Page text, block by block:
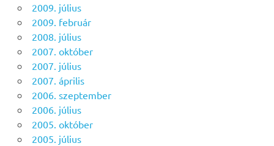
2009. július
2009. február
2008. július
2007. október
2007. július
2007. április
2006. szeptember
2006. július
2005. október
2005. július